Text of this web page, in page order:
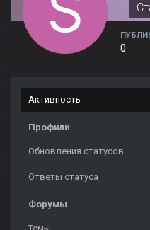
0
Активность
Профили
Обновления статусов
Ответы статуса
Форумы